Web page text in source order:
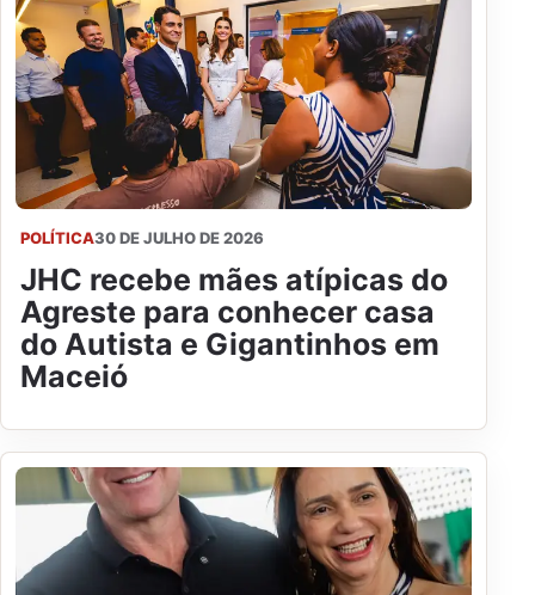
POLÍTICA30 DE JULHO DE 2026
JHC recebe mães atípicas do
Agreste para conhecer casa
do Autista e Gigantinhos em
Maceió